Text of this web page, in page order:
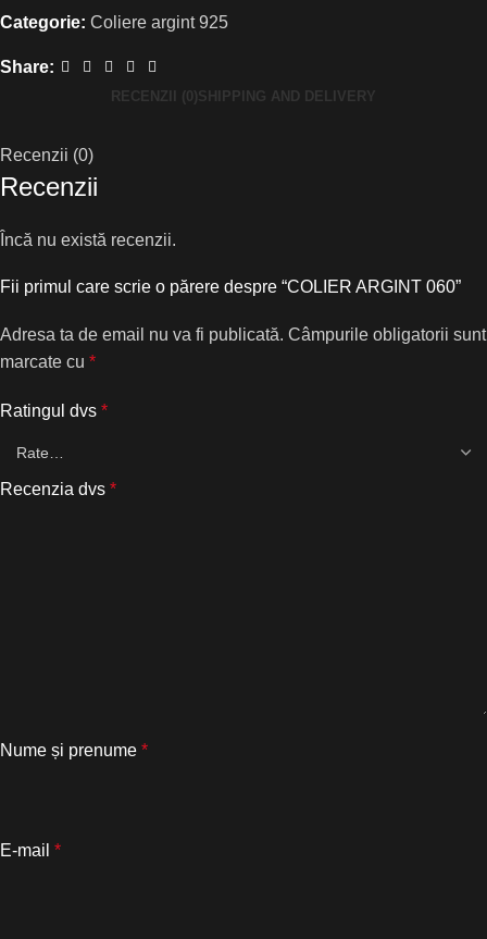
Categorie: Coliere argint 925
Share:
RECENZII (0)SHIPPING AND DELIVERY
Recenzii (0)
Recenzii
Încă nu există recenzii.
Fii primul care scrie o părere despre “COLIER ARGINT 060”
Adresa ta de email nu va fi publicată. Câmpurile obligatorii sunt
marcate cu *
Ratingul dvs *
Recenzia dvs *
Nume și prenume *
E-mail *